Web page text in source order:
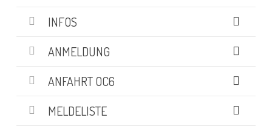
INFOS
ANMELDUNG
ANFAHRT OC6
MELDELISTE